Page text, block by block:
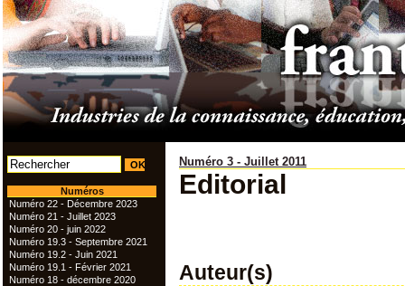
Numéros
Numéro 22 - Décembre 2023
Numéro 21 - Juillet 2023
Numéro 20 - juin 2022
Numéro 19.3 - Septembre 2021
Numéro 19.2 - Juin 2021
Numéro 19.1 - Février 2021
Numéro 18 - décembre 2020
Numéro 3 - Juillet 2011
Editorial
Auteur(s)